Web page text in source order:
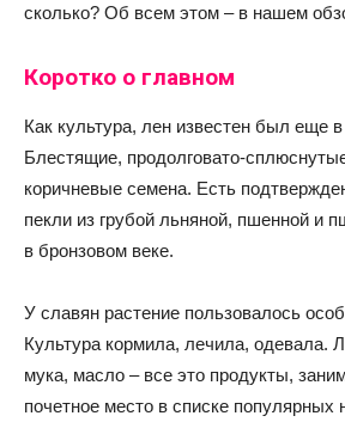
сколько? Об всем этом – в нашем
Коротко о главном
Как культура, лен известен был еще
Блестящие, продолговато-
коричневые семена. Есть
пекли из грубой льняной, пшенной и
в бронзовом веке.
У славян растение пользовалось
Культура кормила, лечила, одевала.
мука, масло – все это продукты,
почетное место в списке